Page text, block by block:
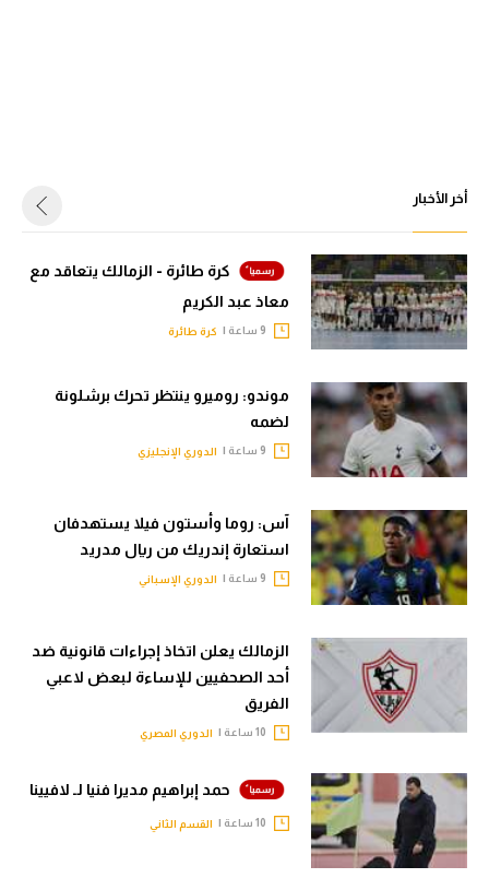
أخر الأخبار
كرة طائرة - الزمالك يتعاقد مع
معاذ عبد الكريم
كرة طائرة
موندو: روميرو ينتظر تحرك برشلونة
لضمه
الدوري الإنجليزي
آس: روما وأستون فيلا يستهدفان
استعارة إندريك من ريال مدريد
الدوري الإسباني
الزمالك يعلن اتخاذ إجراءات قانونية ضد
أحد الصحفيين للإساءة لبعض لاعبي
الفريق
الدوري المصري
حمد إبراهيم مديرا فنيا لـ لافيينا
القسم الثاني